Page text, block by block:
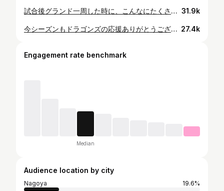
試合後グランド一周した時に、こんなにたくさんの人が待っててくれたんやなぁと感動しました。 ありがとうございました😊 31.9k
今シーズンもドラゴンズの応援ありがとうございました☺️ 27.4k
Engagement rate benchmark
Median
Audience location by city
Nagoya
19.6%